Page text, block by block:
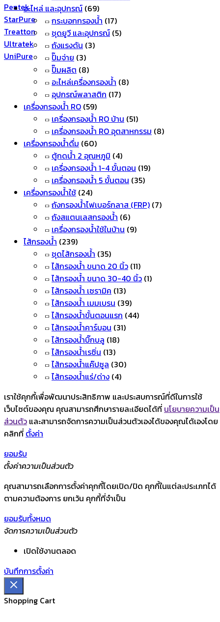
Pentek
StarPure
Treatton
Ultratek
UniPure
อะไหล่ และอุปกรณ์ (69)
กระบอกกรองน้ำ (17)
ชุดยูวี และอุปกรณ์ (5)
ถังแรงดัน (3)
ปั๊มจ่าย (3)
ปั๊มผลิต (8)
อะไหล่เครื่องกรองน้ำ (8)
อุปกรณ์พลาสติก (17)
เครื่องกรองน้ำ RO (59)
เครื่องกรองน้ำ RO บ้าน (51)
เครื่องกรองน้ำ RO อุตสาหกรรม (8)
เครื่องกรองน้ำดื่ม (60)
ตู้กดน้ำ 2 อุณหภูมิ (4)
เครื่องกรองน้ำ 1-4 ขั้นตอน (19)
เครื่องกรองน้ำ 5 ขั้นตอน (35)
เครื่องกรองน้ำใช้ (24)
ถังกรองน้ำไฟเบอร์กลาส (FRP) (7)
ถังสแตนเลสกรองน้ำ (6)
เครื่องกรองน้ำใช้ในบ้าน (9)
ไส้กรองน้ำ (239)
ชุดไส้กรองน้ำ (35)
ไส้กรองน้ำ ขนาด 20 นิ้ว (11)
ไส้กรองน้ำ ขนาด 30-40 นิ้ว (1)
ไส้กรองน้ำ เซรามิค (13)
ไส้กรองน้ำ เมมเบรน (39)
ไส้กรองน้ำขั้นตอนแรก (44)
ไส้กรองน้ำคาร์บอน (31)
ไส้กรองน้ำบิ๊กบลู (18)
ไส้กรองน้ำเรซิ่น (13)
ไส้กรองน้ำแค๊ปซูล (30)
ไส้กรองน้ำแร่/ด่าง (4)
เราใช้คุกกี้เพื่อพัฒนาประสิทธิภาพ และประสบการณ์ที่ดีในการใช้
เว็บไซต์ของคุณ คุณสามารถศึกษารายละเอียดได้ที่ นโยบายความเป็น
ส่วนตัว และสามารถจัดการความเป็นส่วนตัวเองได้ของคุณได้เองโดย
คลิกที่ ตั้งค่า
ยอมรับ
ตั้งค่าความเป็นส่วนตัว
คุณสามารถเลือกการตั้งค่าคุกกี้โดยเปิด/ปิด คุกกี้ในแต่ละประเภทได้
ตามความต้องการ ยกเว้น คุกกี้ที่จำเป็น
ยอมรับทั้งหมด
จัดการความเป็นส่วนตัว
เปิดใช้งานตลอด
บันทึกการตั้งค่า
Shopping Cart